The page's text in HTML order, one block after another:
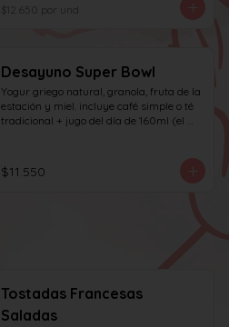
con ciboulette.
$12.650 por und
Desayuno Super Bowl
Yogur griego natural, granola, fruta de la
estación y miel. incluye café simple o té
tradicional + jugo del día de 160ml (el
$11.550
Tostadas Francesas
Saladas